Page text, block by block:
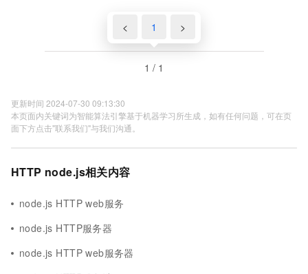
< 1 >
1 / 1
更新时间 2024-07-30 09:13:30
本页面内关键词为智能算法引擎基于机器学习所生成，如有任何问题，可在页
面下方点击"联系我们"与我们沟通。
HTTP node.js相关内容
node.js HTTP web服务
node.js HTTP服务器
node.js HTTP web服务器